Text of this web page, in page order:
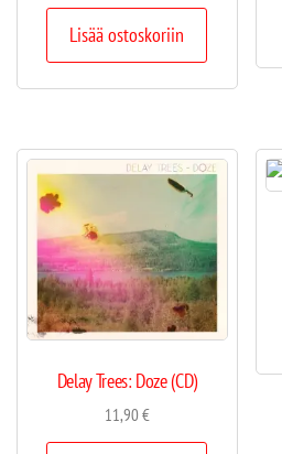
Lisää ostoskoriin
Delay Trees: Doze (CD)
11,90€